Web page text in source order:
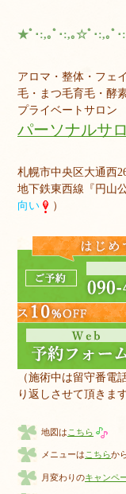
★ﾟ･:,｡ﾟ･:,｡☆ﾟ･:,｡ﾟ
アロマ・整体・フェ
毛・まつ毛育毛・酵
プライベートサロン
パーソナルサ
札幌市中央区大通西
地下鉄東西線『円山
向い
）
（施術中は留守番電
り返しさせて頂きま
地図は こちら
メニューは こちらか
月変わりのキャンペ